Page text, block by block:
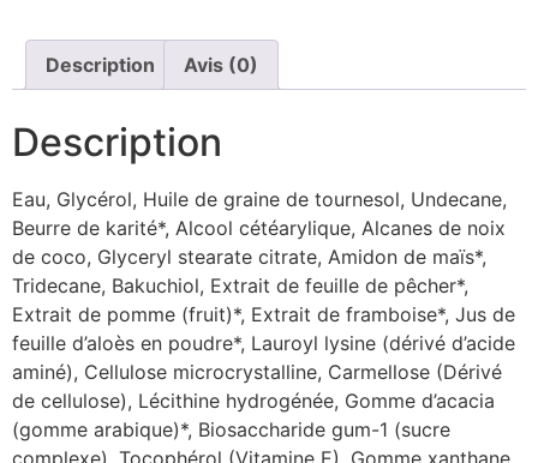
Description Avis (0)
Description
Eau, Glycérol, Huile de graine de tournesol, Undecane,
Beurre de karité*, Alcool cétéarylique, Alcanes de noix
de coco, Glyceryl stearate citrate, Amidon de maïs*,
Tridecane, Bakuchiol, Extrait de feuille de pêcher*,
Extrait de pomme (fruit)*, Extrait de framboise*, Jus de
feuille d’aloès en poudre*, Lauroyl lysine (dérivé d’acide
aminé), Cellulose microcrystalline, Carmellose (Dérivé
de cellulose), Lécithine hydrogénée, Gomme d’acacia
(gomme arabique)*, Biosaccharide gum-1 (sucre